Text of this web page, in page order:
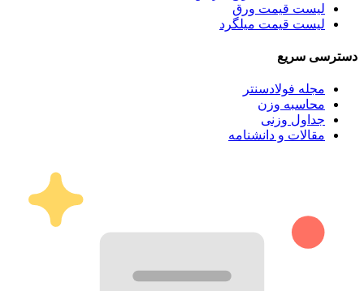
لیست قیمت ورق
لیست قیمت میلگرد
دسترسی سریع
مجله فولادسنتر
محاسبه وزن
جداول وزنی
مقالات و دانشنامه